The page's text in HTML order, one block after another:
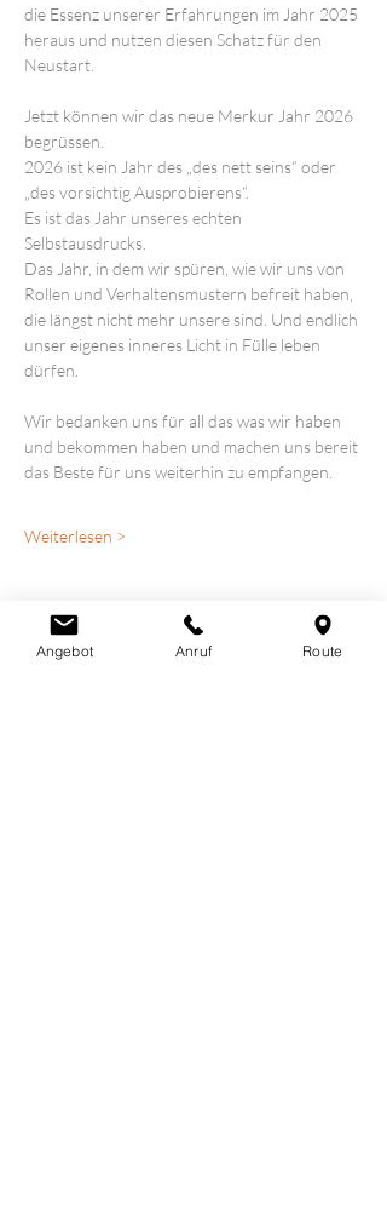
die Essenz unserer Erfahrungen im Jahr 2025
heraus und nutzen diesen Schatz für den
Neustart.
Jetzt können wir das neue Merkur Jahr 2026
begrüssen.
2026 ist kein Jahr des „des nett seins“ oder
„des vorsichtig Ausprobierens“.
Es ist das Jahr unseres echten
Selbstausdrucks.
Das Jahr, in dem wir spüren, wie wir uns von
Rollen und Verhaltensmustern befreit haben,
die längst nicht mehr unsere sind. Und endlich
unser eigenes inneres Licht in Fülle leben
dürfen.
Wir bedanken uns für all das was wir haben
und bekommen haben und machen uns bereit
das Beste für uns weiterhin zu empfangen.
Weiterlesen >
Diese Veranstaltung teilen
Angebot Anruf Route